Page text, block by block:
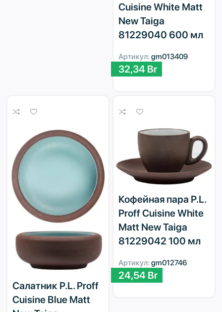
Cuisine White Matt
New Taiga
81229040 600 мл
Артикул: gm013409
32,34 Br
Салатник P.L. Proff
Cuisine Blue Matt
Кофейная пара P.L.
Proff Cuisine White
Matt New Taiga
81229042 100 мл
Артикул: gm012746
24,54 Br